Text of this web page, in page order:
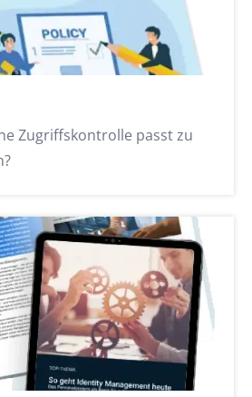
Zugriffskontrolle passt zu